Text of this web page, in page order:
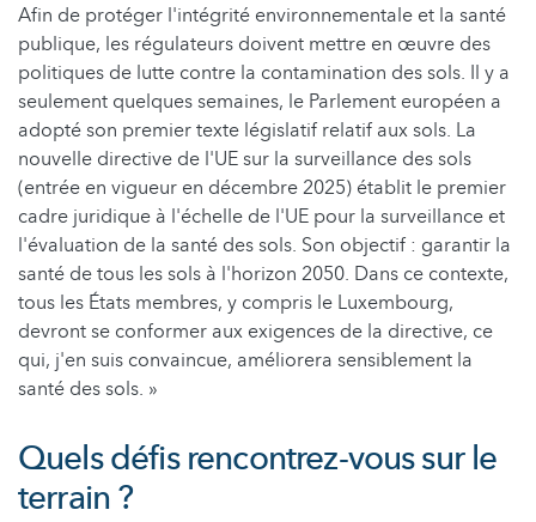
Afin de protéger l'intégrité environnementale et la santé
publique, les régulateurs doivent mettre en œuvre des
politiques de lutte contre la contamination des sols. Il y a
seulement quelques semaines, le Parlement européen a
adopté son premier texte législatif relatif aux sols. La
nouvelle directive de l'UE sur la surveillance des sols
(entrée en vigueur en décembre 2025) établit le premier
cadre juridique à l'échelle de l'UE pour la surveillance et
l'évaluation de la santé des sols. Son objectif : garantir la
santé de tous les sols à l'horizon 2050. Dans ce contexte,
tous les États membres, y compris le Luxembourg,
devront se conformer aux exigences de la directive, ce
qui, j'en suis convaincue, améliorera sensiblement la
santé des sols. »
Quels défis rencontrez-vous sur le
terrain ?